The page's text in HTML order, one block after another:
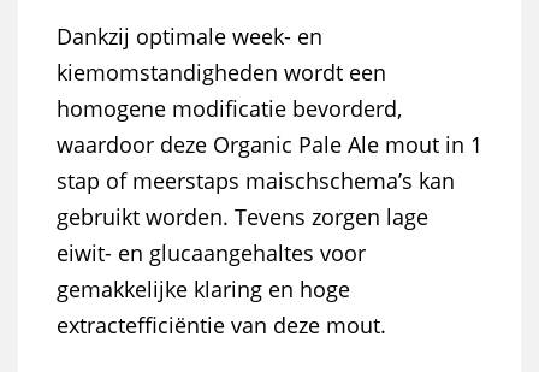
Dankzij optimale week- en
kiemomstandigheden wordt een
homogene modificatie bevorderd,
waardoor deze Organic Pale Ale mout in 1
stap of meerstaps maischschema’s kan
gebruikt worden. Tevens zorgen lage
eiwit- en glucaangehaltes voor
gemakkelijke klaring en hoge
extractefficiëntie van deze mout.